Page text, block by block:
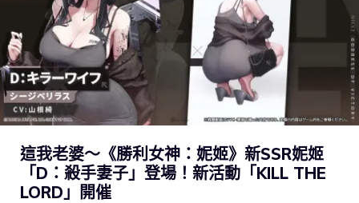
這我老婆～《勝利女神：妮姬》新SSR妮姬
「D：殺手妻子」登場！新活動「KILL THE
LORD」開催